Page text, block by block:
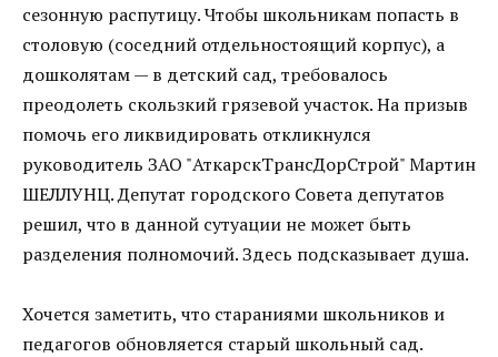
сезонную распутицу. Чтобы школьникам попасть в
столовую (соседний отдельностоящий корпус), а
дошколятам — в детский сад, требовалось
преодолеть скользкий грязевой участок. На призыв
помочь его ликвидировать откликнулся
руководитель ЗАО "АткарскТрансДорСтрой" Мартин
ШЕЛЛУНЦ. Депутат городского Совета депутатов
решил, что в данной сутуации не может быть
разделения полномочий. Здесь подсказывает душа.
Хочется заметить, что стараниями школьников и
педагогов обновляется старый школьный сад.